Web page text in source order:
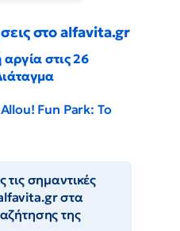
στο alfavita.gr
στις 26
Allou! Fun Park: Το
σημαντικές
στα
της